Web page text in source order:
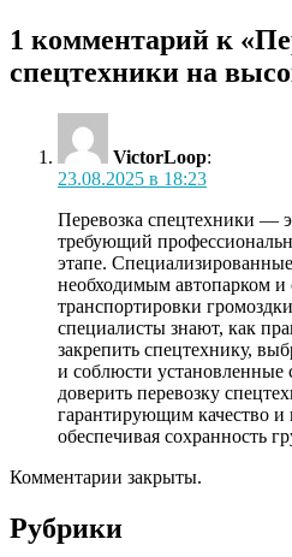
1 комментарий к
спецтехники на
VictorLoop:
23.08.2025 в 18:23
Перевозка спецтехники —
требующий
этапе.
необходимым автопарком и
транспортировки
специалисты знают, как
закрепить спецтехнику,
и соблюсти
доверить перевозку
гарантирующим качество и
обеспечивая сохранность
Комментарии закрыты.
Рубрики